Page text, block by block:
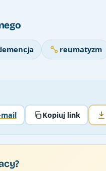
reumatyzm
mail Kopiuj link